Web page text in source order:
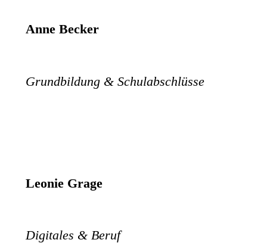
Anne Becker
Grundbildung & Schulabschlüsse
Leonie Grage
Digitales & Beruf